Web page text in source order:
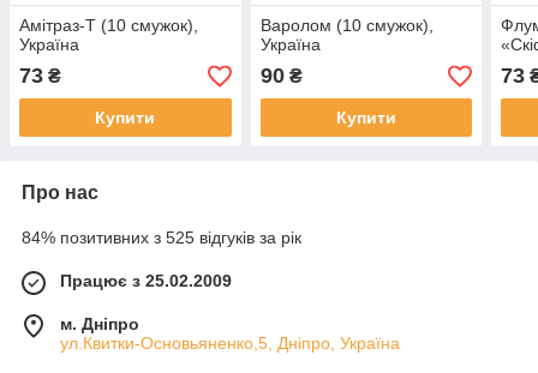
Амітраз-Т (10 смужок),
Україна
73 ₴
Купити
Варолом (10 смужок),
Україна
90₴
Купити
73
Про нас
84% позитивних з 525 відгуків за рік
Працює з 25.02.2009
м. Дніпро
ул.Квитки-Основьяненко,5, Дніпро, Україна